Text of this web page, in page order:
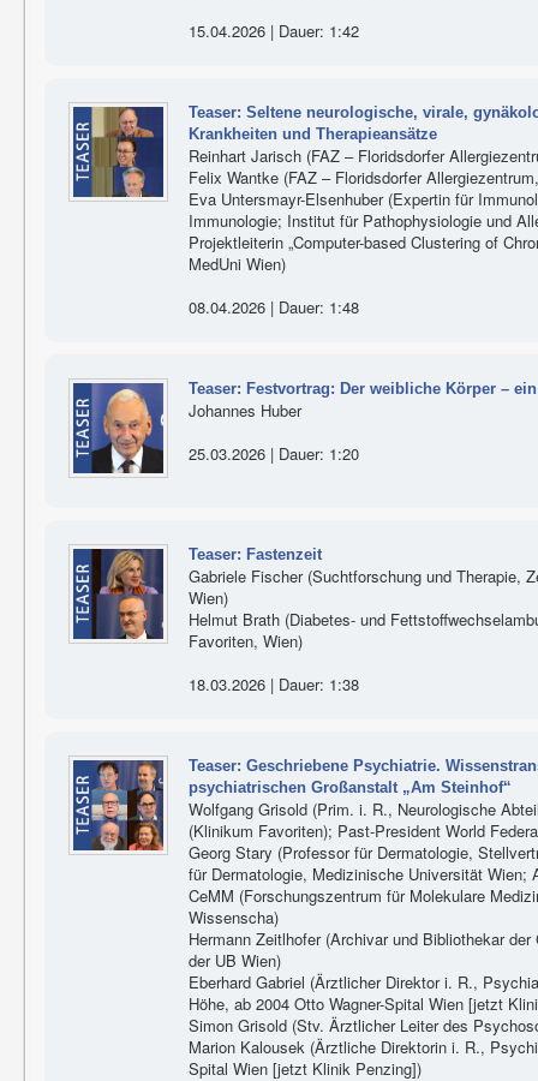
15.04.2026 | Dauer: 1:42
Teaser: Seltene neurologische, virale,
Krankheiten und Therapieansätze
Reinhart Jarisch (FAZ – Floridsdorfer
Felix Wantke (FAZ – Floridsdorfer
Eva Untersmayr-Elsenhuber (Expertin für
Immunologie; Institut für Pathophysiologie und
Projektleiterin „Computer-based Clustering of
MedUni Wien)
08.04.2026 | Dauer: 1:48
Teaser: Festvortrag: Der weibliche Körper –
Johannes Huber
25.03.2026 | Dauer: 1:20
Teaser: Fastenzeit
Gabriele Fischer (Suchtforschung und Therapie,
Wien)
Helmut Brath (Diabetes- und
Favoriten, Wien)
18.03.2026 | Dauer: 1:38
Teaser: Geschriebene Psychiatrie.
psychiatrischen Großanstalt „Am Steinhof“
Wolfgang Grisold (Prim. i. R., Neurologische
(Klinikum Favoriten); Past-President World
Georg Stary (Professor für Dermatologie,
für Dermatologie, Medizinische Universität
CeMM (Forschungszentrum für Molekulare
Wissenscha)
Hermann Zeitlhofer (Archivar und Bibliothekar
der UB Wien)
Eberhard Gabriel (Ärztlicher Direktor i. R.,
Höhe, ab 2004 Otto Wagner-Spital Wien [jetzt
Simon Grisold (Stv. Ärztlicher Leiter des
Marion Kalousek (Ärztliche Direktorin i. R.,
Spital Wien [jetzt Klinik Penzing])